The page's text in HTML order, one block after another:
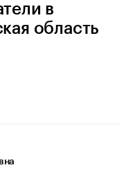
в
область